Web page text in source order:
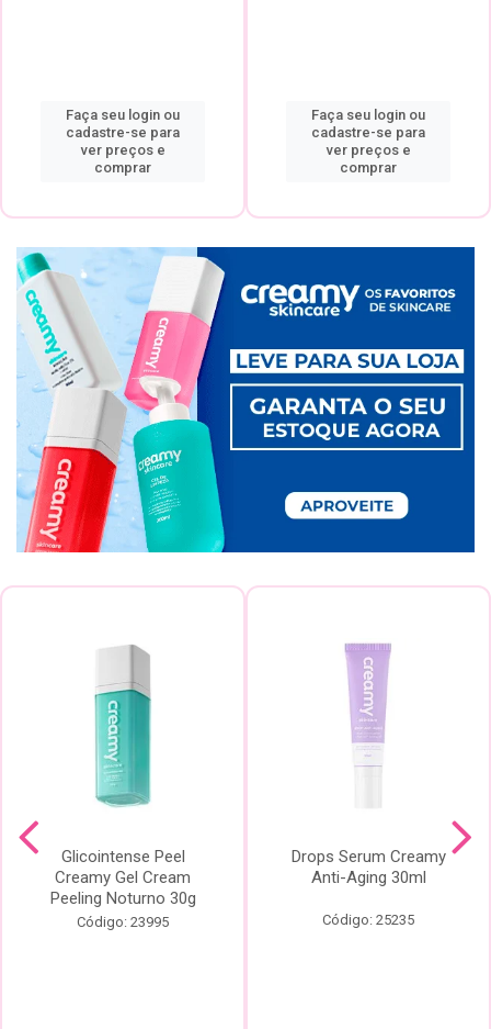
Faça seu login ou
cadastre-se para
ver preços e
comprar
Faça seu login ou
cadastre-se para
ver preços e
comprar
Glicointense Peel
Creamy Gel Cream
Peeling Noturno 30g
Código: 23995
Drops Serum Creamy
Anti-Aging 30ml
Código: 25235